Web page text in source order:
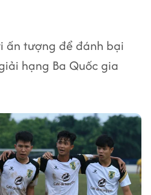
ấn tượng để đánh bại
hạng Ba Quốc gia